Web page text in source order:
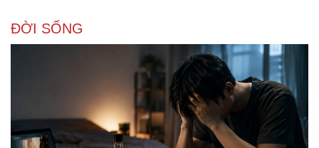
Lịch thi đấu bóng đá
Thế giới thể thao
Hậu trường
Ô tô - Xe máy
Ô tô
Xe máy
Tư vấn
ĐỜI SỐNG